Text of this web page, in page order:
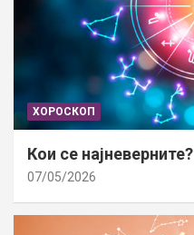
ХОРОСКОП
Кои се најневерните?
07/05/2026